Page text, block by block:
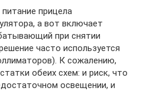
прицела
а вот включает
при снятии
часто используется
К сожалению,
обеих схем: и риск, что
освещении, и